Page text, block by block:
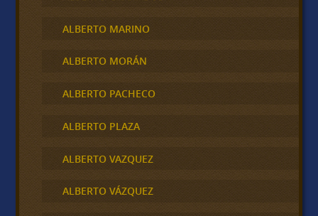
ALBERTO MARINO
ALBERTO MORÁN
ALBERTO PACHECO
ALBERTO PLAZA
ALBERTO VAZQUEZ
ALBERTO VÁZQUEZ